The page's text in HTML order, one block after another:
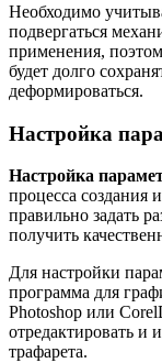
Необходимо
подвергаться
применения,
будет долго
деформироваться.
Настройка
Настройка
процесса создания
правильно задать
получить
Для настройки
программа для
Photoshop или
отредактировать и
трафарета.